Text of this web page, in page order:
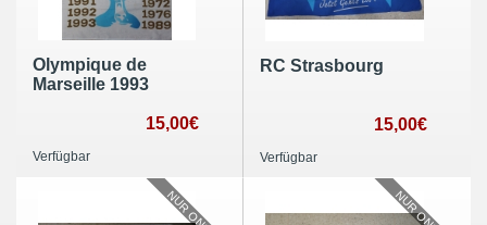
Olympique de
Marseille 1993
15,00€
Verfügbar
RC Strasbourg
15,00€
Verfügbar